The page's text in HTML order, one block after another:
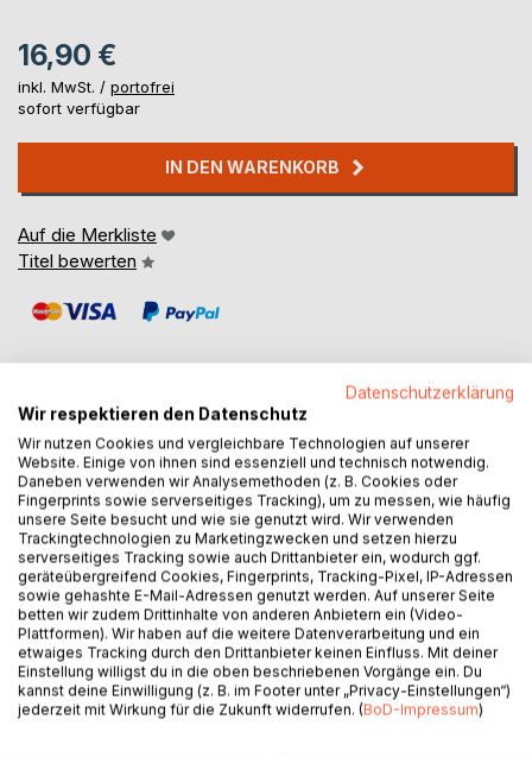
16,90 €
inkl. MwSt. / portofrei
sofort verfügbar
IN DEN WARENKORB
Auf die Merkliste
Titel bewerten
BESCHREIBUNG
Meine Notenalben sind illustrierte Liedersammlungen. Wie
eine Mischung aus Poesiealbum und Fotoalbum verbinden
sie spanische und deutsche Liedtexte alter Volkslieder mit
stimmungsvollen Fotos. Jedes Heft ist einem bestimmten
Thema gewidmet, das sowohl in den Abbildungen als auch
in den Texten erscheint. Die Melodien sind für Instrumente
und Gesang in Notenschrift wiedergegeben und mit
Akkordsymbolen für Gitarristen versehen. Ergänzende
Spielhinweise erleichtern das Einüben der Stücke.
Datenschutzerklärung
Wir respektieren den Datenschutz
Wir nutzen Cookies und vergleichbare Technologien auf unserer
Website. Einige von ihnen sind essenziell und technisch notwendig.
Daneben verwenden wir Analysemethoden (z. B. Cookies oder
Fingerprints sowie serverseitiges Tracking), um zu messen, wie häufig
unsere Seite besucht und wie sie genutzt wird. Wir verwenden
Trackingtechnologien zu Marketingzwecken und setzen hierzu
serverseitiges Tracking sowie auch Drittanbieter ein, wodurch ggf.
geräteübergreifend Cookies, Fingerprints, Tracking-Pixel, IP-Adressen
sowie gehashte E-Mail-Adressen genutzt werden. Auf unserer Seite
betten wir zudem Drittinhalte von anderen Anbietern ein (Video-
Plattformen). Wir haben auf die weitere Datenverarbeitung und ein
etwaiges Tracking durch den Drittanbieter keinen Einfluss. Mit deiner
Einstellung willigst du in die oben beschriebenen Vorgänge ein. Du
kannst deine Einwilligung (z. B. im Footer unter „Privacy-Einstellungen“)
jederzeit mit Wirkung für die Zukunft widerrufen. (BoD-Impressum)